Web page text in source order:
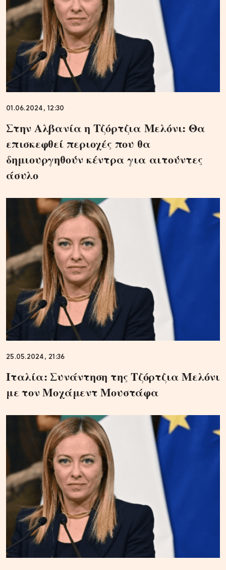
01.06.2024, 12:30
Στην Αλβανία η Τζόρτζια Μελόνι: Θα
επισκεφθεί περιοχές που θα
δημιουργηθούν κέντρα για αιτούντες
άσυλο
25.05.2024, 21:36
Ιταλία: Συνάντηση της Τζόρτζια Μελόνι
με τον Μοχάμεντ Μουστάφα